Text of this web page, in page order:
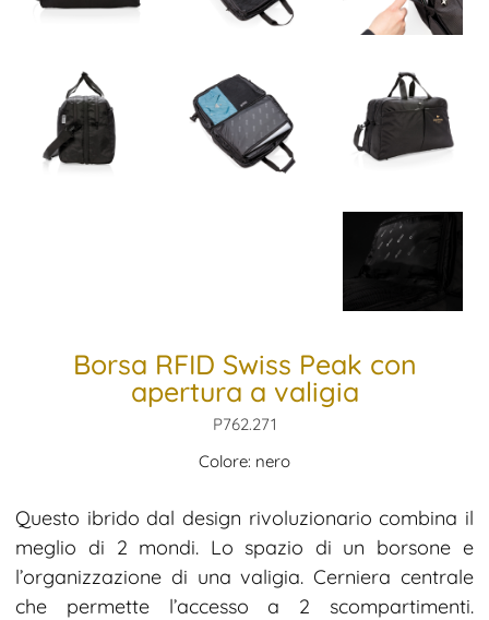
Borsa RFID Swiss Peak con
apertura a valigia
P762.271
Colore: nero
Questo ibrido dal design rivoluzionario combina il
meglio di 2 mondi. Lo spazio di un borsone e
l’organizzazione di una valigia. Cerniera centrale
che permette l’accesso a 2 scompartimenti.